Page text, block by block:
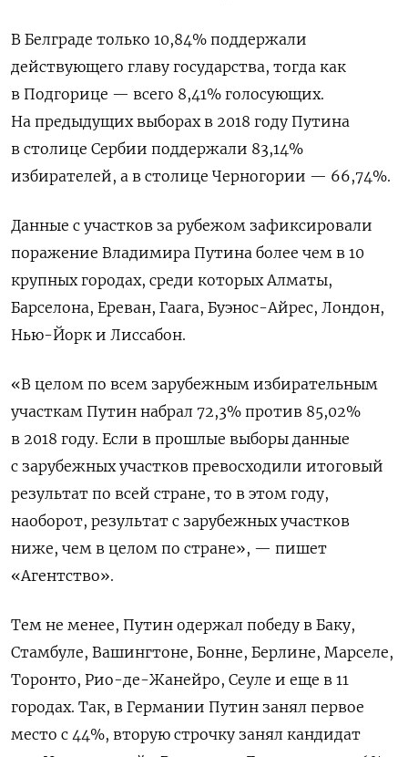
В Белграде только 10,84% поддержали
действующего главу государства, тогда как
в Подгорице — всего 8,41% голосующих.
На предыдущих выборах в 2018 году Путина
в столице Сербии поддержали 83,14%
избирателей, а в столице Черногории — 66,74%.
Данные с участков за рубежом зафиксировали
поражение Владимира Путина более чем в 10
крупных городах, среди которых Алматы,
Барселона, Ереван, Гаага, Буэнос-Айрес, Лондон,
Нью-Йорк и Лиссабон.
«В целом по всем зарубежным избирательным
участкам Путин набрал 72,3% против 85,02%
в 2018 году. Если в прошлые выборы данные
с зарубежных участков превосходили итоговый
результат по всей стране, то в этом году,
наоборот, результат с зарубежных участков
ниже, чем в целом по стране», — пишет
«Агентство».
Тем не менее, Путин одержал победу в Баку,
Стамбуле, Вашингтоне, Бонне, Берлине, Марселе,
Торонто, Рио-де-Жанейро, Сеуле и еще в 11
городах. Так, в Германии Путин занял первое
место с 44%, вторую строчку занял кандидат